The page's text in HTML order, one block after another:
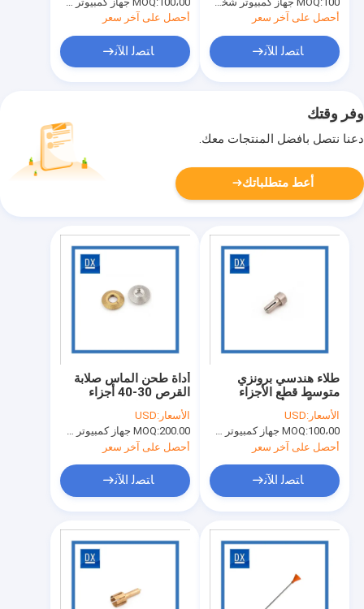
أحصل على آخر سعر
ﺎﺘﺼﻟ ﺍﻶﻧ
أحصل على آخر سعر
ﺎﺘﺼﻟ ﺍﻶﻧ
وفر وقتك
دعنا نتصل بأفضل المنتجات معك.
أعط متطلباتك
أداة طحن الماس صلابة
القرص 30-40 أجزاء
روكويل تشكيله.
الأسعار:USD
MOQ:200.00 جهاز كمبيوتر شخصى
أحصل على آخر سعر
ﺎﺘﺼﻟ ﺍﻶﻧ
طلاء هندسي برونزي
متوسط ​​قطع الأجزاء
المشكّلة برأس دائري
الأسعار:USD
MOQ:100،00 جهاز كمبيوتر شخصى
أحصل على آخر سعر
ﺎﺘﺼﻟ ﺍﻶﻧ